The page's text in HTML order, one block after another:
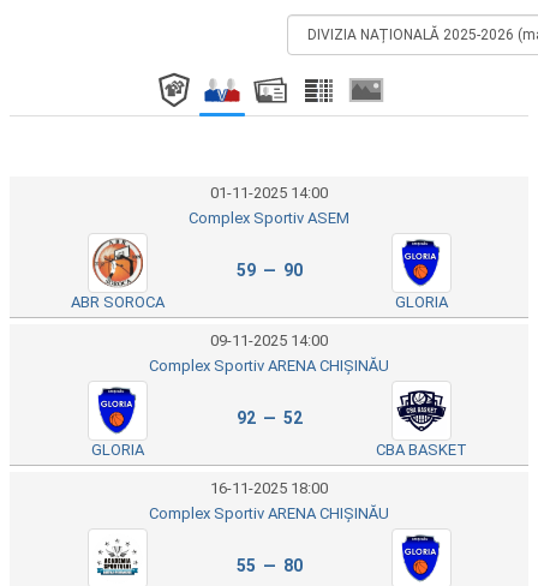
01-11-2025 14:00
Complex Sportiv ASEM
ABR SOROCA
59 — 90
GLORIA
09-11-2025 14:00
Complex Sportiv ARENA CHIȘINĂU
GLORIA
92 — 52
CBA BASKET
16-11-2025 18:00
Complex Sportiv ARENA CHIȘINĂU
55 — 80